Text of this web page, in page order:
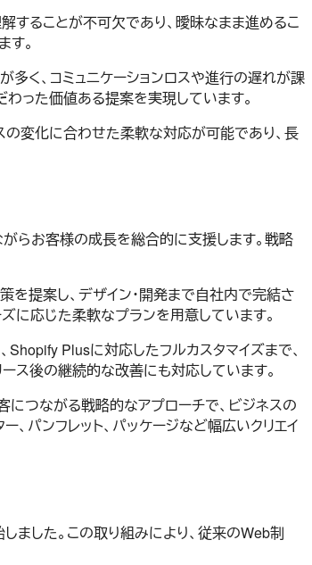
することが不可欠であり、曖昧なまま進めるこ
。
多く、コミュニケーションロスや進行の遅れが課
った価値ある提案を実現しています。
の変化に合わせた柔軟な対応が可能であり、長
らお客様の成長を総合的に支援します。戦略
提案し、デザイン・開発まで自社内で完結さ
に応じた柔軟なプランを用意しています。
Plusに対応したフルカスタマイズまで、
ース後の継続的な改善にも対応しています。
につながる戦略的なアプローチで、ビジネスの
パンフレット、パッケージなど幅広いクリエイ
ました。この取り組みにより、従来のWeb制